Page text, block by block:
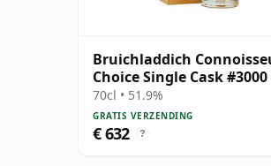
Bruichladdich
Choice Single Cask #3000
30 jaar oud
70cl • 51.9%
GRATIS VERZENDING
€ 632 ?